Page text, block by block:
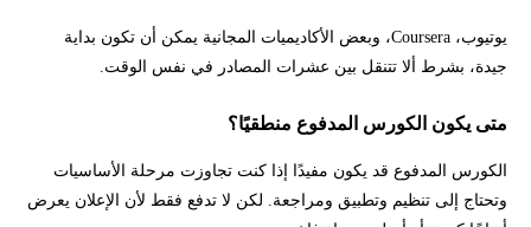
يوتيوب، Coursera، وبعض الأكاديميات المجانية يمكن أن تكون بداية
جيدة، بشرط ألا تتنقل بين عشرات المصادر في نفس الوقت.
متى يكون الكورس المدفوع منطقيًا؟
الكورس المدفوع قد يكون مفيدًا إذا كنت تجاوزت مرحلة الأساسيات
وتحتاج إلى تنظيم وتطبيق ومراجعة. لكن لا تدفع فقط لأن الإعلان يعرض